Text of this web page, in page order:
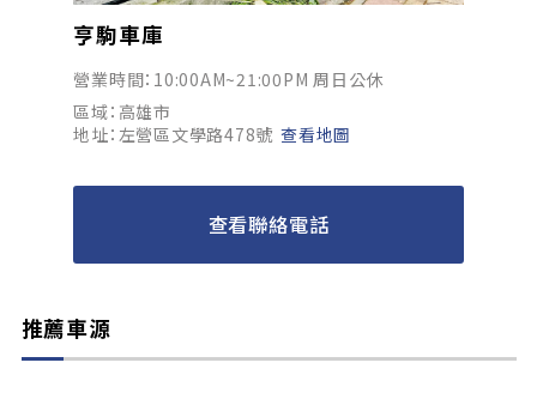
亨駒車庫
營業時間：10:00AM~21:00PM 周日公休
區域：高雄市
地址：左營區文學路478號 查看地圖
查看聯絡電話
推薦車源